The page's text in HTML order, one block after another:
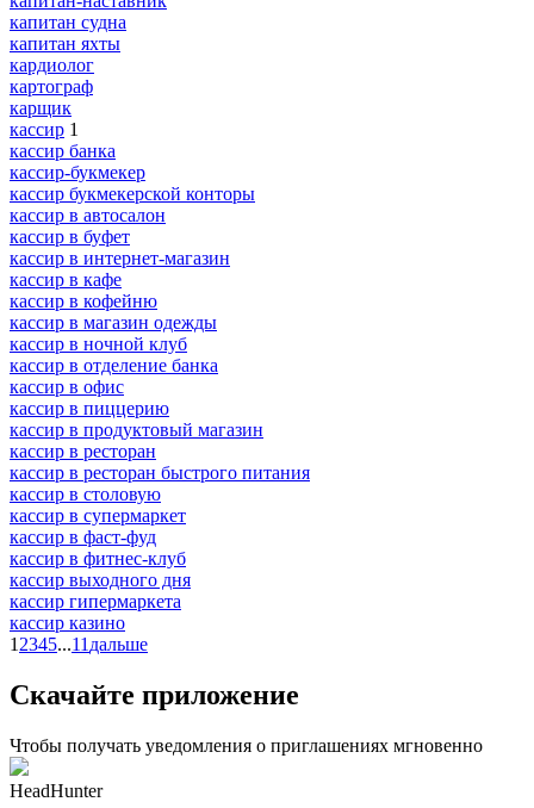
капитан судна
капитан яхты
кардиолог
картограф
карщик
кассир 1
кассир банка
кассир-букмекер
кассир букмекерской конторы
кассир в автосалон
кассир в буфет
кассир в интернет-магазин
кассир в кафе
кассир в кофейню
кассир в магазин одежды
кассир в ночной клуб
кассир в отделение банка
кассир в офис
кассир в пиццерию
кассир в продуктовый магазин
кассир в ресторан
кассир в ресторан быстрого питания
кассир в столовую
кассир в супермаркет
кассир в фаст-фуд
кассир в фитнес-клуб
кассир выходного дня
кассир гипермаркета
кассир казино
1 2345...11 дальше
Скачайте приложение
Чтобы получать уведомления о приглашениях мгновенно
HeadHunter